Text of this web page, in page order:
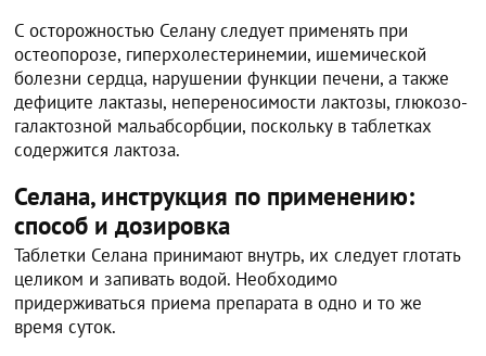
С осторожностью Селану следует применять при
остеопорозе, гиперхолестеринемии, ишемической
болезни сердца, нарушении функции печени, а также
дефиците лактазы, непереносимости лактозы, глюкозо-
галактозной мальабсорбции, поскольку в таблетках
содержится лактоза.
Селана, инструкция по применению:
способ и дозировка
Таблетки Селана принимают внутрь, их следует глотать
целиком и запивать водой. Необходимо
придерживаться приема препарата в одно и то же
время суток.